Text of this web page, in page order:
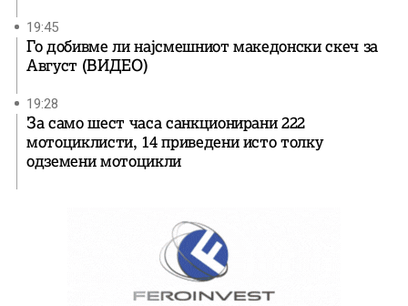
19:45
Го добивме ли најсмешниот македонски скеч за
Август (ВИДЕО)
19:28
За само шест часа санкционирани 222
мотоциклисти, 14 приведени исто толку
одземени мотоцикли